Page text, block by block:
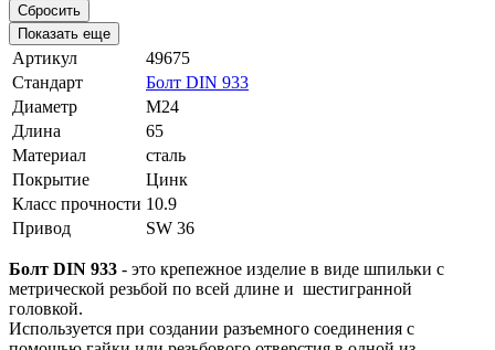
Сбросить
Показать еще
Артикул
49675
Стандарт
Болт DIN 933
Диаметр
М24
Длина
65
Материал
сталь
Покрытие
Цинк
Класс прочности 10.9
Привод
SW 36
Болт DIN 933 - это крепежное изделие в виде шпильки с
метрической резьбой по всей длине и шестигранной
головкой.
Используется при создании разъемного соединения с